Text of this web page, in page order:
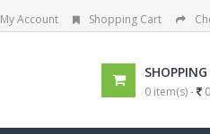
My Account Shopping Cart
0 item(s) -